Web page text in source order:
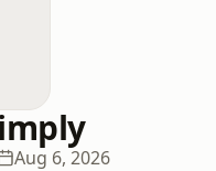
Aug 6, 2026